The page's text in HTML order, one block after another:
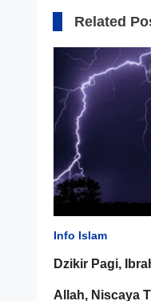
Related
Info Islam
Dzikir Pagi,
Allah, Niscaya